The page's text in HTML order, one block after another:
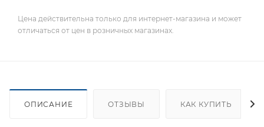
Цена действительна только для интернет-магазина и может
отличаться от цен в розничных магазинах.
ОПИСАНИЕ ОТЗЫВЫ КАК КУПИТЬ